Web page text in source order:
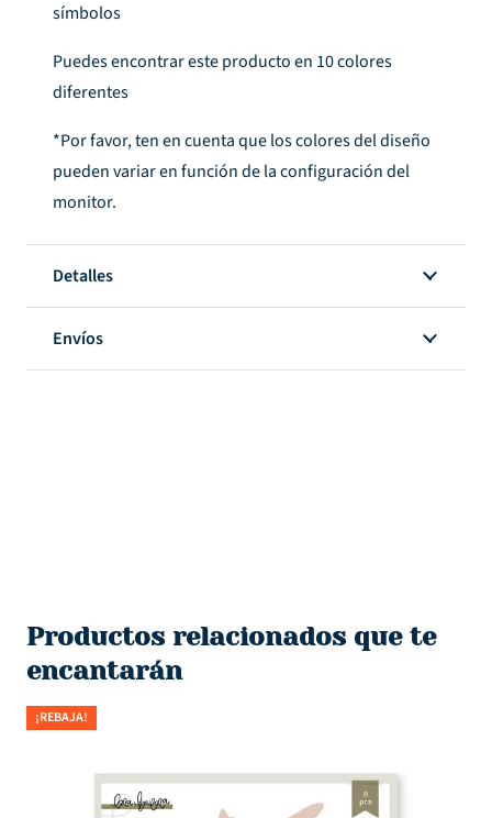
símbolos
Puedes encontrar este producto en 10 colores
diferentes
*Por favor, ten en cuenta que los colores del diseño
pueden variar en función de la configuración del
monitor.
Detalles
Envíos
Productos relacionados que te
encantarán